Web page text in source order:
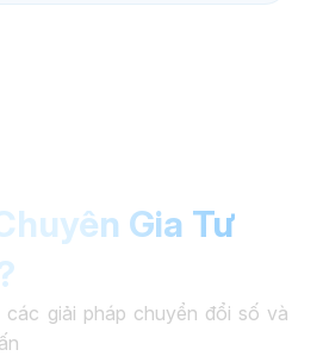
Gia Tư
các giải pháp chuyển đổi số và